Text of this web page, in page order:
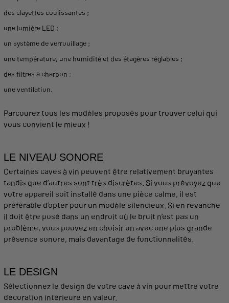
des clayettes coulissantes ;
une lumière LED ;
un système de verrouillage ;
unetempérature, une humidité et des étagères réglables ;
des filtres à charbon ;
une ventilation.
Parcourez tous les modèles proposés pour trouver celui qui
vous convient le mieux !
LE NIVEAU SONORE
Certaines caves à vin peuvent être relativement bruyantes
tandis que d’autres sont très discrètes. Si vous prévoyez que
votre appareil soit installé dans une pièce calme, il est
préférable d’opter pour un modèle silencieux. Si en revanche
il doit être posé dans un endroit où le bruit n’est pas un
problème, vous pouvez en choisir un avec une plus grande
présence sonore, mais davantage de fonctionnalités.
LE DESIGN
Sélectionnez le design de votre cave à vin pour mettre votre
décoration intérieure en valeur.